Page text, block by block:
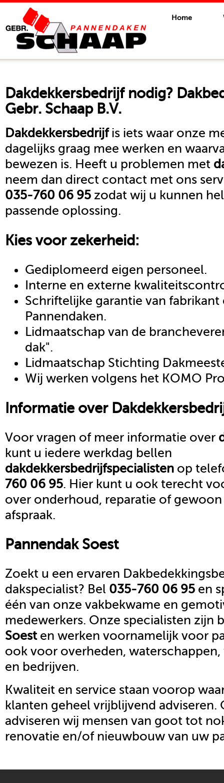
Home
Dakdekkersbedrijfnodig?
Gebr. Schaap B.V.
Dakdekkersbedrijfis iets waar onze
dagelijks graag mee werken en
bewezen is. Heeft u problemen met
neem dan direct contact met ons
035-760 06 95 zodat wij u kunnen
passende oplossing.
Kies voor zekerheid:
Gediplomeerd eigen personeel.
Interne en externe
Schriftelijke garantie van fabrikant
Pannendaken.
Lidmaatschap van de
dak".
Lidmaatschap Stichting
Wij werken volgens het KOMO
Informatie over
Voor vragen of meer informatie over
kunt u iedere werkdag bellen
dakdekkersbedrijfspecialisten op
760 06 95. Hier kunt u ook terecht
over onderhoud, reparatie of
afspraak.
PannendakSoest
Zoekt u een ervaren
dakspecialist? Bel 035-760 06 95 en
één van onze vakbekwame en
medewerkers. Onze specialisten zijn
Soesten werken voornamelijk voor
ook voor overheden,
en bedrijven.
Kwaliteit en service staan voorop
klanten geheel vrijblijvend adviseren.
adviseren wij mensen van goot tot
renovatie en/of nieuwbouw van uw